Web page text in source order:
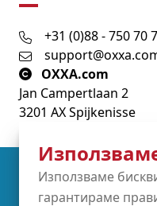
Използваме
гарантираме
+31 (0)88 - 750 70
OXXA.com
Jan Campertlaan 2
3201 AX Spijkenisse
Partners